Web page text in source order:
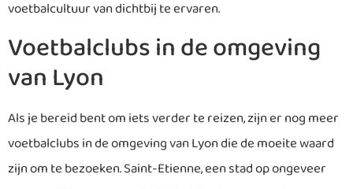
voetbalcultuur van dichtbij te ervaren.
Voetbalclubs in de omgeving
van Lyon
Als je bereid bent om iets verder te reizen, zijn er nog meer
voetbalclubs in de omgeving van Lyon die de moeite waard
zijn om te bezoeken. Saint-Etienne, een stad op ongeveer